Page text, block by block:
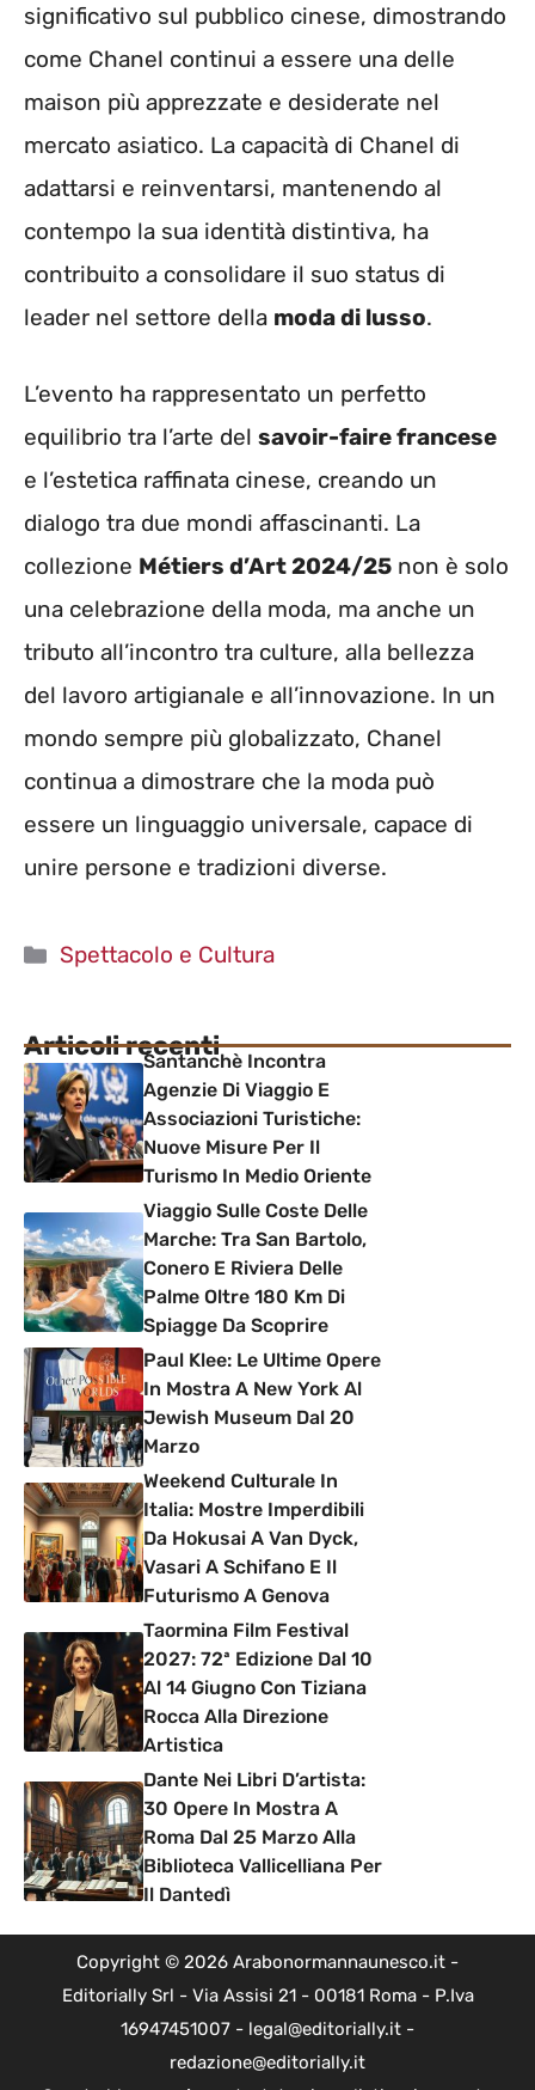
significativo sul pubblico cinese, dimostrando
come Chanel continui a essere una delle
maison più apprezzate e desiderate nel
mercato asiatico. La capacità di Chanel di
adattarsi e reinventarsi, mantenendo al
contempo la sua identità distintiva, ha
contribuito a consolidare il suo status di
leader nel settore della moda di lusso.
L’evento ha rappresentato un perfetto
equilibrio tra l’arte del savoir-faire francese
e l’estetica raffinata cinese, creando un
dialogo tra due mondi affascinanti. La
collezione Métiers d’Art 2024/25 non è solo
una celebrazione della moda, ma anche un
tributo all’incontro tra culture, alla bellezza
del lavoro artigianale e all’innovazione. In un
mondo sempre più globalizzato, Chanel
continua a dimostrare che la moda può
essere un linguaggio universale, capace di
unire persone e tradizioni diverse.
Categorie
Spettacolo e Cultura
Articoli recentiSantanchè Incontra
Agenzie Di Viaggio E
Associazioni Turistiche:
Nuove Misure Per Il
Turismo In Medio Oriente
Viaggio Sulle Coste Delle
Marche: Tra San Bartolo,
Conero E Riviera Delle
Palme Oltre 180 Km Di
Spiagge Da Scoprire
Paul Klee: Le Ultime Opere
In Mostra A New York Al
Jewish Museum Dal 20
Marzo
Weekend Culturale In
Italia: Mostre Imperdibili
Da Hokusai A Van Dyck,
Vasari A Schifano E Il
Futurismo A Genova
Taormina Film Festival
2027: 72ª Edizione Dal 10
Al 14 Giugno Con Tiziana
Rocca Alla Direzione
Artistica
Dante Nei Libri D’artista:
30 Opere In Mostra A
Roma Dal 25 Marzo Alla
Biblioteca Vallicelliana Per
Il Dantedì
Copyright © 2026 Arabonormannaunesco.it -
Editorially Srl - Via Assisi 21 - 00181 Roma - P.Iva
16947451007 - legal@editorially.it -
redazione@editorially.it